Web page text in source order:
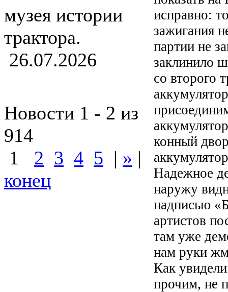
музея истории
трактора.
26.07.2026
Новости 1 - 2 из
914
1
2 3 4 5 | » |
конец
исправно:
зажигания
партии не
заклинило
со второго
конный
Надежное
наружу
надписью
артистов
там уже
нам руки
Как
прочим, не